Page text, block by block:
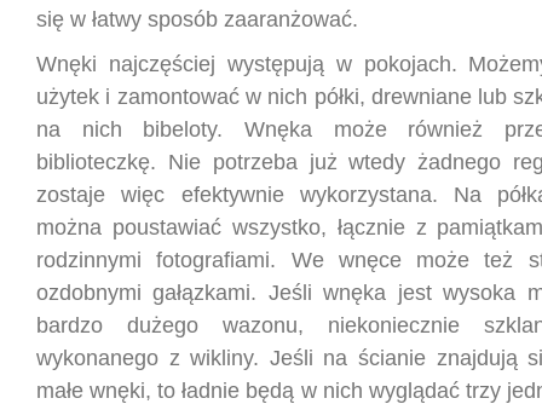
się w łatwy sposób zaaranżować.
Wnęki najczęściej występują w pokojach.
użytek i zamontować w nich półki, drewniane lub
na nich bibeloty. Wnęka może również
biblioteczkę. Nie potrzeba już wtedy żadnego
zostaje więc efektywnie wykorzystana. Na
można poustawiać wszystko, łącznie z
rodzinnymi fotografiami. We wnęce może też
ozdobnymi gałązkami. Jeśli wnęka jest wysoka
bardzo dużego wazonu, niekoniecznie
wykonanego z wikliny. Jeśli na ścianie znajdują
małe wnęki, to ładnie będą w nich wyglądać trzy